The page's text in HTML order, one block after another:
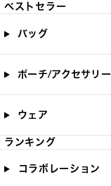
ベストセラー
バッグ
ポーチ/アクセサリー
ウェア
ランキング
コラボレーション